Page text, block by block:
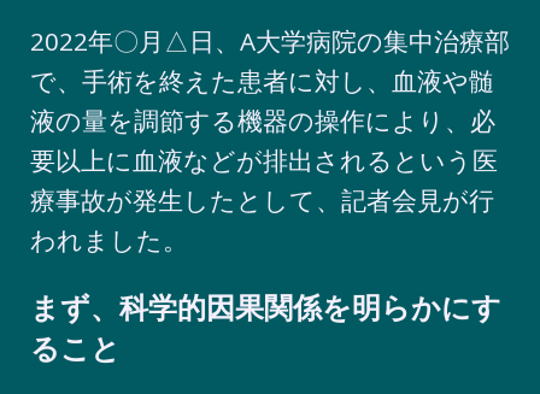
2022年〇月△日、A大学病院の集中治療部
で、手術を終えた患者に対し、血液や髄
液の量を調節する機器の操作により、必
要以上に血液などが排出されるという医
療事故が発生したとして、記者会見が行
われました。
まず、科学的因果関係を明らかにす
ること